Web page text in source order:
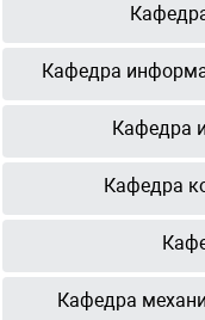
Кафедра
Кафедра
Кафедра
Кафедра